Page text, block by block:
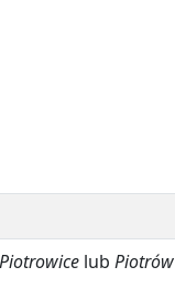
Piotrowice lub Piotrów